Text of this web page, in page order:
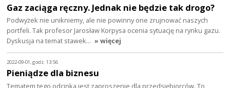
Gaz zaciąga ręczny. Jednak nie będzie tak drogo?
Podwyżek nie unikniemy, ale nie powinny one zrujnować naszych
portfeli. Tak profesor Jarosław Korpysa ocenia sytuację na rynku gazu.
Dyskusja na temat stawek… » więcej
2022-09-01, godz. 13:56
Pieniądze dla biznesu
Tematem tego odcinka jest zaproszenie dla przedsiębiorców. To